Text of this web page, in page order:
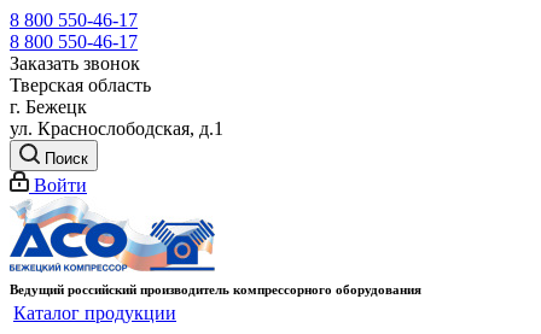
8 800 550-46-17
8 800 550-46-17
Заказать звонок
Тверская область
г. Бежецк
ул. Краснослободская, д.1
Поиск
Войти
Ведущий российский производитель компрессорного оборудования
Каталог продукции